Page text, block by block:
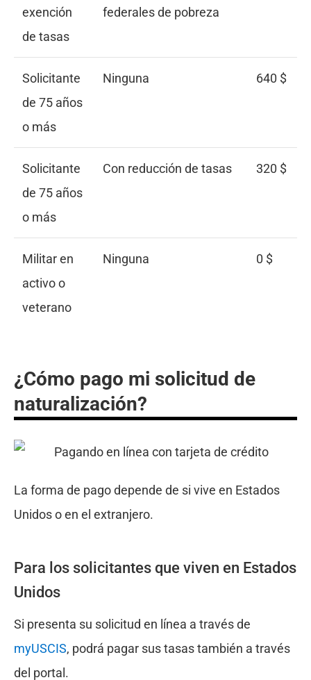
exención
de tasas
federales de pobreza
Solicitante
de 75 años
o más
Ninguna 640 $
Solicitante
de 75 años
o más
Con reducción de tasas 320 $
Militar en
activo o
veterano
Ninguna 0 $
¿Cómo pago mi solicitud de
naturalización?
La forma de pago depende de si vive en Estados
Unidos o en el extranjero.
Para los solicitantes que viven en Estados
Unidos
Si presenta su solicitud en línea a través de
myUSCIS, podrá pagar sus tasas también a través
del portal.